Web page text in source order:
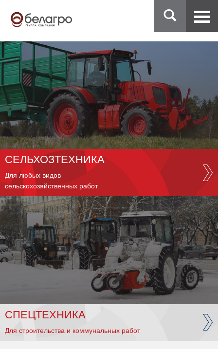
СЕЛЬХОЗТЕХНИКА
Для любых видов
сельскохозяйственных работ
СПЕЦТЕХНИКА
Для строительства и коммунальных работ